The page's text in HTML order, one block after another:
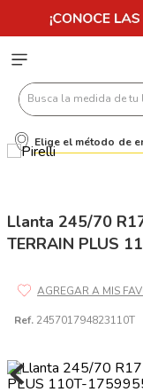
Busca la medida
Elige el método de
Llanta 245/70
TERRAIN PLUS
Ref. 245701794823110T